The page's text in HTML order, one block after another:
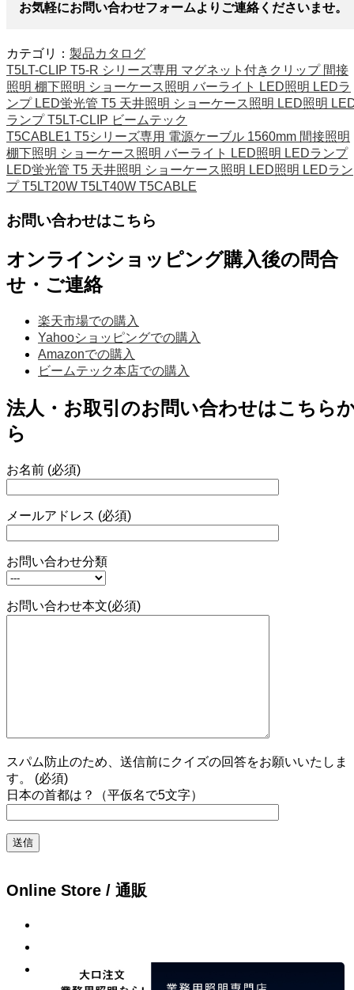
お気軽にお問い合わせフォームよりご連絡くださいませ。
カテゴリ： 製品カタログ
T5LT-CLIP T5-R シリーズ専用 マグネット付きクリップ 間接
照明 棚下照明 ショーケース照明 バーライト LED照明 LEDラ
ンプ LED蛍光管 T5 天井照明 ショーケース照明 LED照明
ランプ T5LT-CLIP ビームテック
T5CABLE1 T5シリーズ専用 電源ケーブル 1560mm 間接照明
棚下照明 ショーケース照明 バーライト LED照明 LEDランプ
LED蛍光管 T5 天井照明 ショーケース照明 LED照明 LEDラン
プ T5LT20W T5LT40W T5CABLE
お問い合わせはこちら
オンラインショッピング購入後の問合
せ・ご連絡
楽天市場での購入
Yahooショッピングでの購入
Amazonでの購入
ビームテック本店での購入
法人・お取引のお問い合わせはこちら
ら
お名前 (必須)
メールアドレス (必須)
お問い合わせ分類
お問い合わせ本文(必須)
スパム防止のため、送信前にクイズの回答をお願いいたしま
す。 (必須)
日本の首都は？（平仮名で5文字）
Online Store / 通販